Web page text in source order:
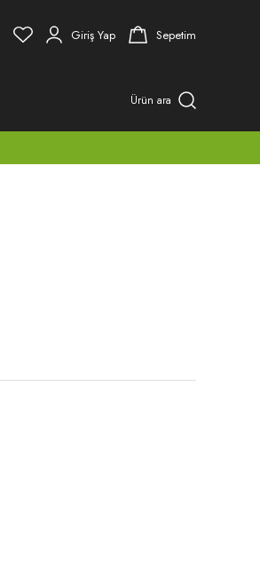
Giriş Yap Sepetim
Ürün ara